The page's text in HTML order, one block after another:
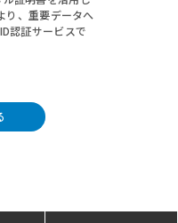
り、重要データへ
認証サービスで